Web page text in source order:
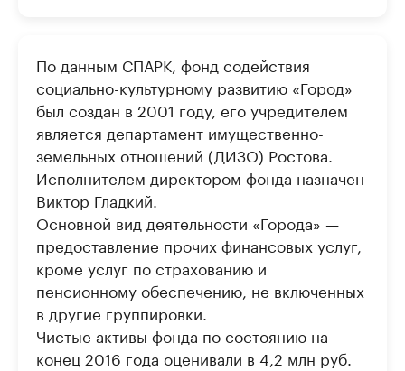
По данным СПАРК, фонд содействия
социально-культурному развитию «Город»
был создан в 2001 году, его учредителем
является департамент имущественно-
земельных отношений (ДИЗО) Ростова.
Исполнителем директором фонда назначен
Виктор Гладкий.
Основной вид деятельности «Города» —
предоставление прочих финансовых услуг,
кроме услуг по страхованию и
пенсионному обеспечению, не включенных
в другие группировки.
Чистые активы фонда по состоянию на
конец 2016 года оценивали в 4,2 млн руб.